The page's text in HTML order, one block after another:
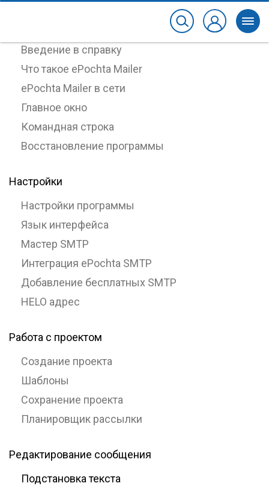
Введение в справку
Что такое ePochta Mailer
ePochta Mailer в сети
Главное окно
Командная строка
Восстановление программы
Настройки
Настройки программы
Язык интерфейса
Мастер SMTP
Интеграция ePochta SMTP
Добавление бесплатных SMTP
HELO адрес
Работа с проектом
Создание проекта
Шаблоны
Сохранение проекта
Планировщик рассылки
Редактирование сообщения
Подстановка текста